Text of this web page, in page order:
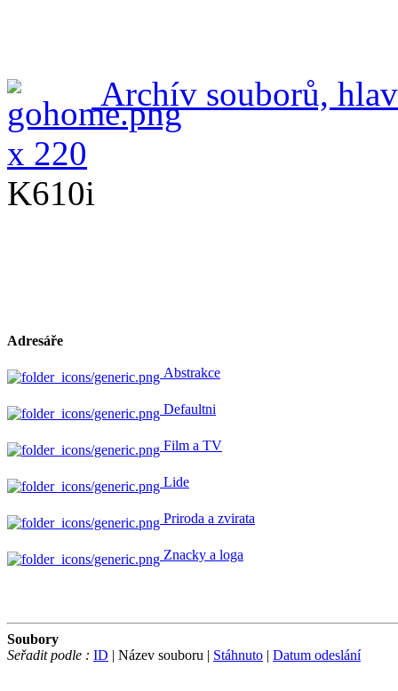
Archív souborů,
x 220
K610i
Adresáře
Abstrakce
Defaultni
Film a TV
Lide
Priroda a zvirata
Znacky a loga
Soubory
Seřadit podle : ID | Název souboru | Stáhnuto | Datum odeslání